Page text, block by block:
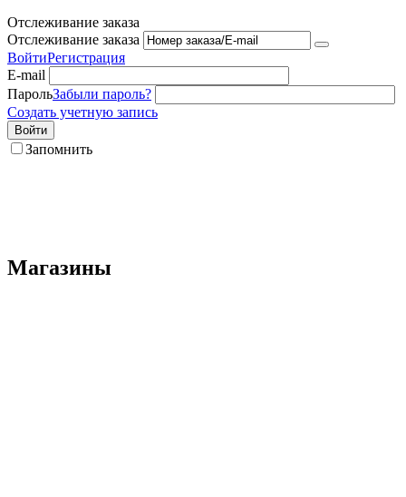
Отслеживание заказа
Отслеживание заказа
ВойтиРегистрация
E-mail
ПарольЗабыли пароль?
Создать учетную запись
Войти
Запомнить
Магазины